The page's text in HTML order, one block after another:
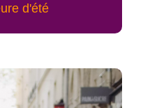
d'été